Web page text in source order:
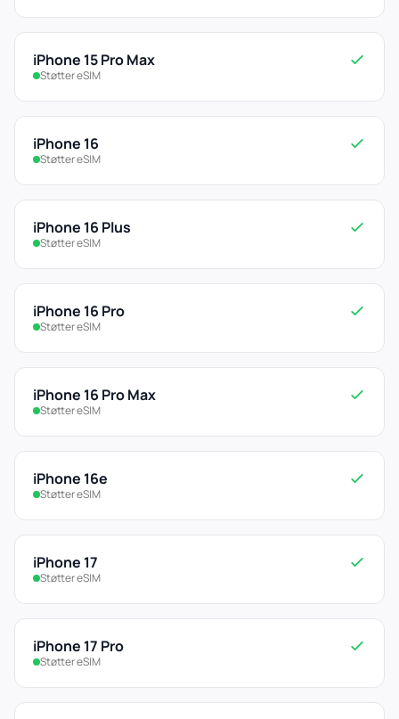
iPhone 15 Pro Max
Støtter eSIM
iPhone 16
Støtter eSIM
iPhone 16 Plus
Støtter eSIM
iPhone 16 Pro
Støtter eSIM
iPhone 16 Pro Max
Støtter eSIM
iPhone 16e
Støtter eSIM
iPhone 17
Støtter eSIM
iPhone 17 Pro
Støtter eSIM